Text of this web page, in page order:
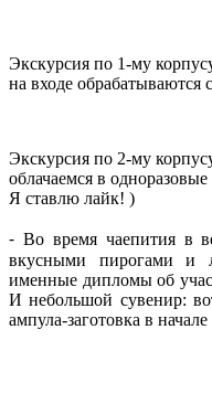
Экскурсия по 1-му
на входе обрабатываются
Экскурсия по 2-му
облачаемся в
Я ставлю лайк! )
⁃ Во время чаепития в
вкусными пирогами и
именные дипломы об
И небольшой сувенир:
ампула-заготовка в